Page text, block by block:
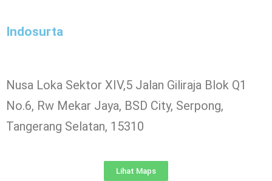
Indosurta
Nusa Loka Sektor XIV,5 Jalan Giliraja Blok Q1
No.6, Rw Mekar Jaya, BSD City, Serpong,
Tangerang Selatan, 15310
Lihat Maps